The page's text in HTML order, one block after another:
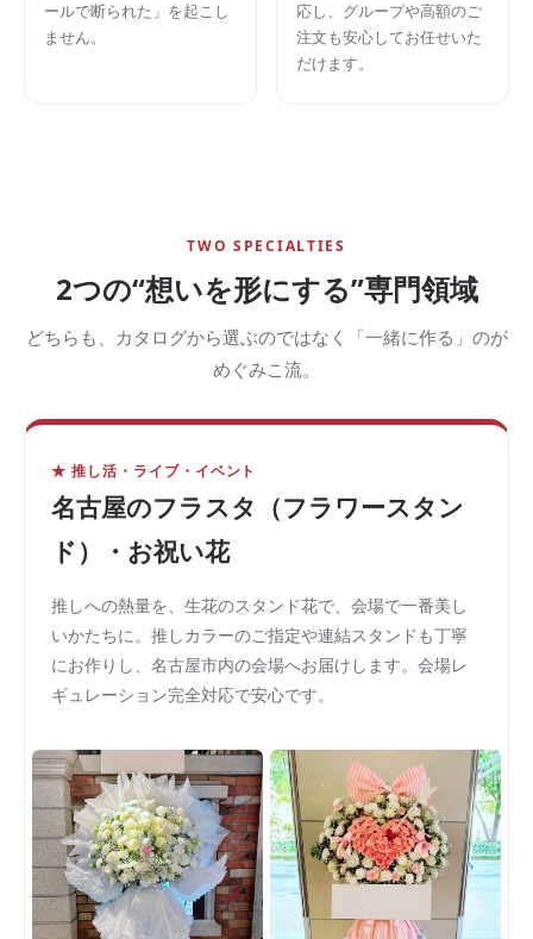
ールで断られた」を起こし
ません。
応し、グループや高額のご
注文も安心してお任せいた
だけます。
TWO SPECIALTIES
2つの“想いを形にする”専門領域
どちらも、カタログから選ぶのではなく「一緒に作る」のが
めぐみこ流。
★ 推し活・ライブ・イベント
名古屋のフラスタ（フラワースタン
ド）・お祝い花
推しへの熱量を、生花のスタンド花で、会場で一番美し
いかたちに。推しカラーのご指定や連結スタンドも丁寧
にお作りし、名古屋市内の会場へお届けします。会場レ
ギュレーション完全対応で安心です。